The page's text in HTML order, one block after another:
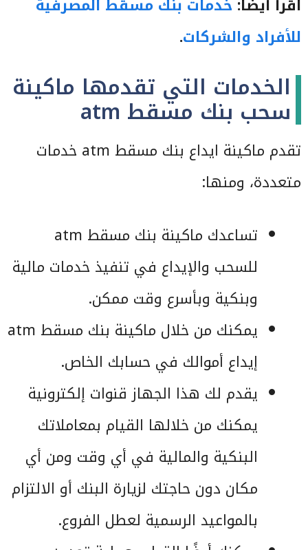
اقرأ أيضًا: خدمات بنك مسقط المصرفية
للأفراد والشركات.
الخدمات التي تقدمها ماكينة
سحب بنك مسقط atm
تقدم ماكينة ايداع بنك مسقط atm خدمات
متعددة، ومنها:
تساعدك ماكينة بنك مسقط atm
للسحب والإيداع في تنفيذ خدمات مالية
وبنكية وبأسرع وقت ممكن.
يمكنك من خلال ماكينة بنك مسقط atm
إيداع أموالك في حسابك الخاص.
يقدم لك هذا الجهاز قنوات إلكترونية
يمكنك من خلالها القيام بمعاملاتك
البنكية والمالية في أي وقت ومن أي
مكان دون حاجتك لزيارة البنك أو الالتزام
بالمواعيد الرسمية لعطل الفروع.